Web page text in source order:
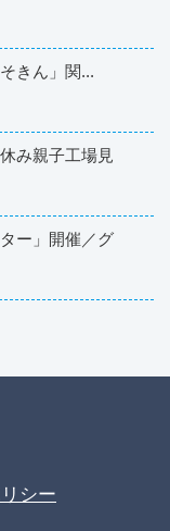
きん」関...
み親子工場見
ー」開催／グ
シー